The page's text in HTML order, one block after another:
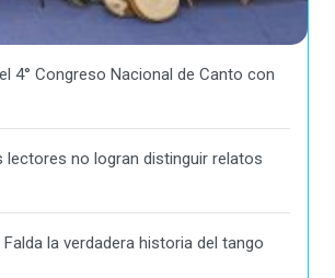
4° Congreso Nacional de Canto con
lectores no logran distinguir relatos
la verdadera historia del tango